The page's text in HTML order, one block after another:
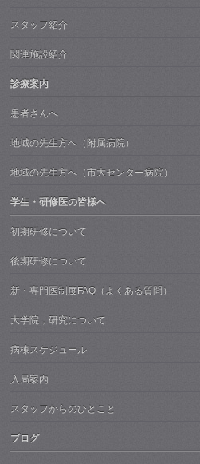
スタッフ紹介
関連施設紹介
診療案内
患者さんへ
地域の先生方へ（附属病院）
地域の先生方へ（市大センター病院）
学生・研修医の皆様へ
初期研修について
後期研修について
新・専門医制度FAQ（よくある質問）
大学院，研究について
病棟スケジュール
入局案内
スタッフからのひとこと
ブログ